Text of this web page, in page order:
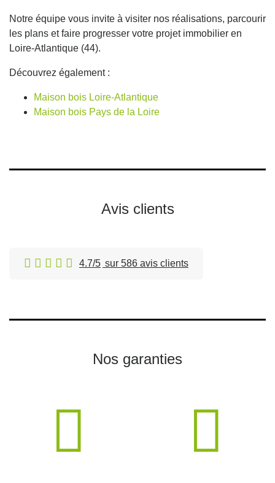
Notre équipe vous invite à visiter nos réalisations, parcourir
les plans et faire progresser votre projet immobilier en
Loire-Atlantique (44).
Découvrez également :
Maison bois Loire-Atlantique
Maison bois Pays de la Loire
Avis clients
4.7/5 sur 586 avis clients
Nos garanties